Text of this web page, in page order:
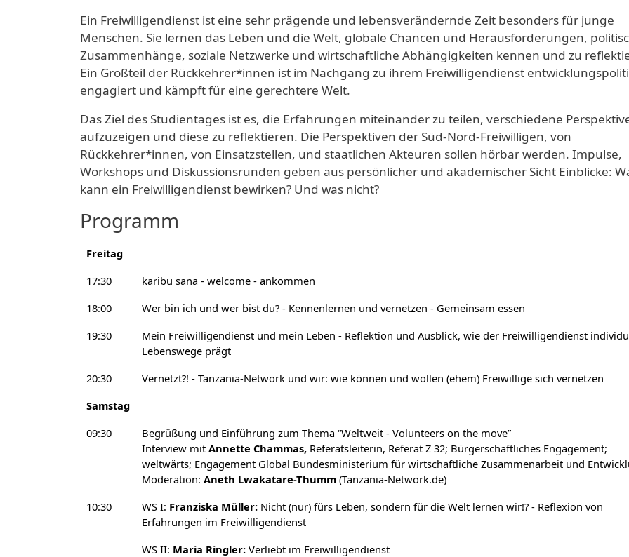
Ein Freiwilligendienst ist eine sehr prägende und lebensverändernde Zeit besonders für junge
Menschen. Sie lernen das Leben und die Welt, globale Chancen und Herausforderungen,
Zusammenhänge, soziale Netzwerke und wirtschaftliche Abhängigkeiten kennen und zu
Ein Großteil der Rückkehrer*innen ist im Nachgang zu ihrem Freiwilligendienst
engagiert und kämpft für eine gerechtere Welt.
Das Ziel des Studientages ist es, die Erfahrungen miteinander zu teilen, verschiedene
aufzuzeigen und diese zu reflektieren. Die Perspektiven der Süd-Nord-Freiwilligen, von
Rückkehrer*innen, von Einsatzstellen, und staatlichen Akteuren sollen hörbar werden. Impulse,
Workshops und Diskussionsrunden geben aus persönlicher und akademischer Sicht Einblicke:
kann ein Freiwilligendienst bewirken? Und was nicht?
Programm
Freitag
17:30
karibu sana - welcome - ankommen
18:00
Wer bin ich und wer bist du? - Kennenlernen und vernetzen - Gemeinsam essen
19:30
Mein Freiwilligendienst und mein Leben - Reflektion und Ausblick, wie der Freiwilligendienst
Lebenswege prägt
20:30
Vernetzt?! - Tanzania-Network und wir: wie können und wollen (ehem) Freiwillige sich vernetzen
Samstag
09:30
Begrüßung und Einführung zum Thema “Weltweit - Volunteers on the move”
Interview mit Annette Chammas, Referatsleiterin, Referat Z 32; Bürgerschaftliches Engagement;
weltwärts; Engagement Global Bundesministerium für wirtschaftliche Zusammenarbeit und
Moderation: Aneth Lwakatare-Thumm (Tanzania-Network.de)
10:30
WS I: Franziska Müller: Nicht (nur) fürs Leben, sondern für die Welt lernen wir!? - Reflexion von
Erfahrungen im Freiwilligendienst
WS II: Maria Ringler: Verliebt im Freiwilligendienst